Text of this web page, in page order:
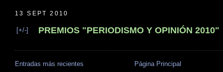
13 SEPT 2010
[+/-] PREMIOS "PERIODISMO Y OPINIÓN 2010"
Entradas más recientes Página Principal